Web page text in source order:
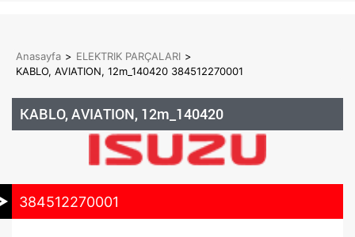
Anasayfa > ELEKTRIK PARÇALARI >
KABLO, AVIATION, 12m_140420 384512270001
KABLO, AVIATION, 12m_140420
384512270001